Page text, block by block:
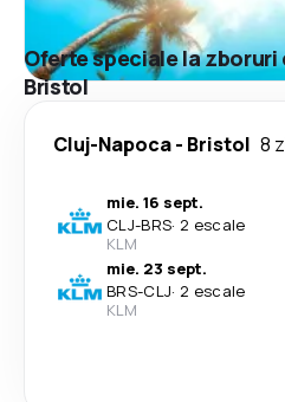
Oferte speciale la
Bristol
Cluj-Napoca- Bristol 8
mie. 16 sept.
CLJ-BRS· 2 escale
KLM
mie. 23 sept.
BRS-CLJ· 2 escale
KLM